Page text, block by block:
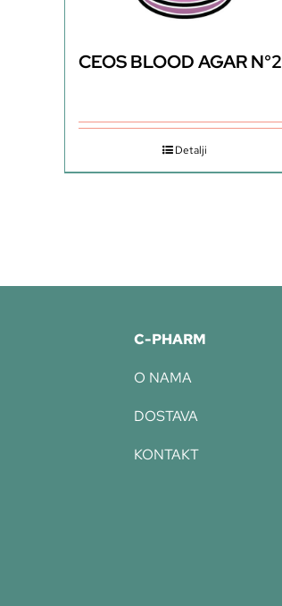
CEOS BLOOD AGAR N°2
Detalji
C-PHARM
O NAMA
DOSTAVA
KONTAKT